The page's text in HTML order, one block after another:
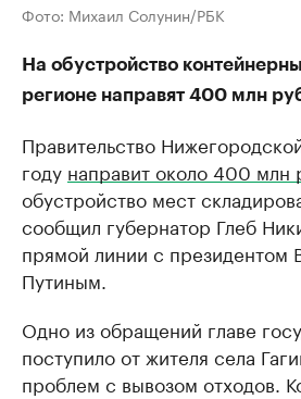
Фото: Михаил Солунин/РБК
На обустройство
регионе направят 400 млн
Правительство
году направит около 400 млн
обустройство мест
сообщил губернатор Глеб
прямой линии с президентом
Путиным.
Одно из обращений главе
поступило от жителя села
проблем с вывозом отходов.